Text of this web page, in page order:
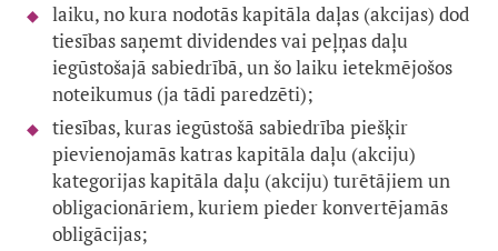
laiku, no kura nodotās kapitāla daļas (akcijas) dod
tiesības saņemt dividendes vai peļņas daļu
iegūstošajā sabiedrībā, un šo laiku ietekmējošos
noteikumus (ja tādi paredzēti);
tiesības, kuras iegūstošā sabiedrība piešķir
pievienojamās katras kapitāla daļu (akciju)
kategorijas kapitāla daļu (akciju) turētājiem un
obligacionāriem, kuriem pieder konvertējamās
obligācijas;